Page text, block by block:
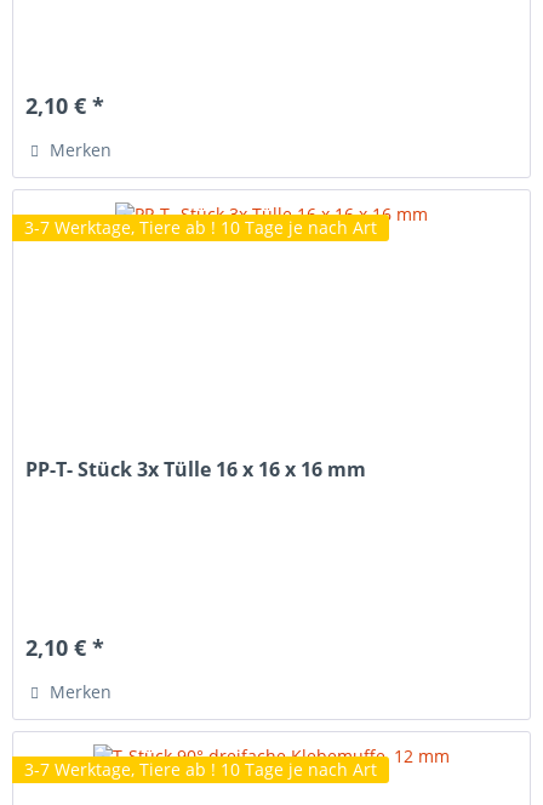
2,10 € *
Merken
3-7 Werktage, Tiere ab ! 10 Tage je nach Art
PP-T- Stück 3x Tülle 16 x 16 x 16 mm
2,10 € *
Merken
3-7 Werktage, Tiere ab ! 10 Tage je nach Art